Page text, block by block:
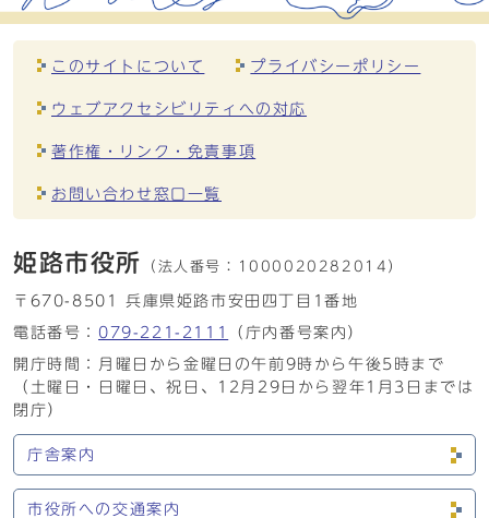
このサイトについて プライバシーポリシー
ウェブアクセシビリティへの対応
著作権・リンク・免責事項
お問い合わせ窓口一覧
姫路市役所 （法人番号： 1000020282014）
〒670-8501 兵庫県姫路市安田四丁目1番地
電話番号： 079-221-2111
（庁内番号案内）
開庁時間：月曜日から金曜日の午前9時から午後5時まで
（土曜日・日曜日、祝日、12月29日から翌年1月3日までは
閉庁）
庁舎案内
市役所への交通案内